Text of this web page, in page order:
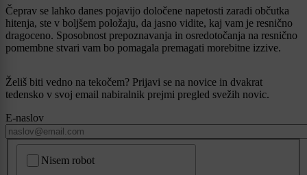
Čeprav se lahko danes pojavijo določene napetosti zaradi občutka
hitenja, ste v boljšem položaju, da jasno vidite, kaj vam je resnično
dragoceno. Sposobnost prepoznavanja in osredotočanja na resnično
pomembne stvari vam bo pomagala premagati morebitne izzive.
Želiš biti vedno na tekočem? Prijavi se na novice in dvakrat
tedensko v svoj email nabiralnik prejmi pregled svežih novic.
E-naslov
Nisem robot